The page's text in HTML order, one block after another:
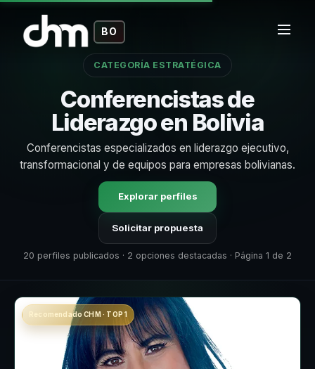
BO
CATEGORÍA ESTRATÉGICA
Conferencistas de
Liderazgo en Bolivia
Conferencistas especializados en liderazgo ejecutivo,
transformacional y de equipos para empresas bolivianas.
Explorar perfiles
Solicitar propuesta
20 perfiles publicados · 2 opciones destacadas · Página 1 de 2
Recomendado CHM · TOP 1